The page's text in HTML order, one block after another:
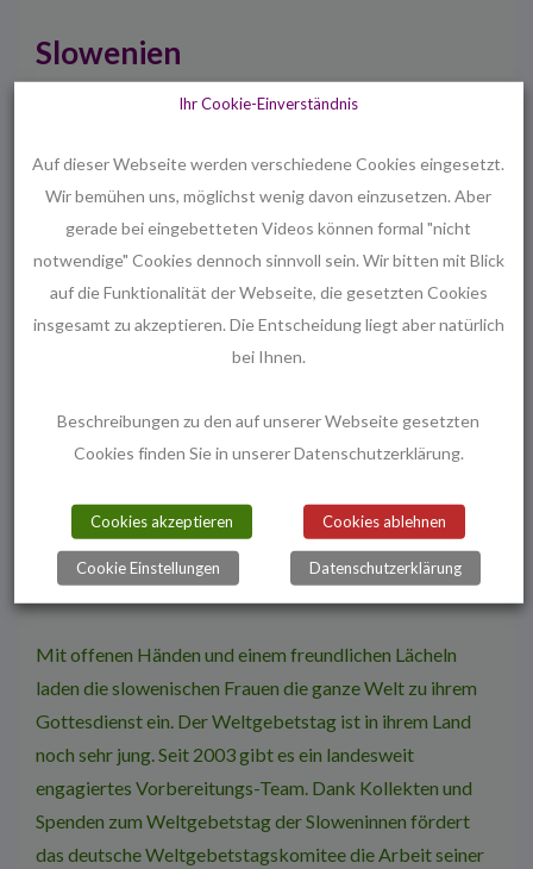
Slowenien
Europäischen Union. Von seinen gerade mal zwei
Millionen Einwohner*innen sind knapp 60 % katholisch.
Obwohl das Land tiefe christliche Wurzeln hat,
praktiziert nur gut ein Fünftel der Bevölkerung seinen
Glauben. Bis zum Jahr 1991 war Slowenien nie ein
unabhängiger Staat. Dennoch war es über Jahrhunderte
Knotenpunkt für Handel und Menschen aus aller Welt.
mit. Bereits zu Zeiten Jugoslawiens galt der damalige
Teilstaat Slowenien als das Aushängeschild für
„berüchtigten“ Balkanroute, auf der im Jahr 2015
tausende vor Krieg und Verfolgung geflüchtete
Menschen nach Europa kamen.
Mit offenen Händen und einem freundlichen Lächeln
laden die slowenischen Frauen die ganze Welt zu ihrem
Gottesdienst ein. Der Weltgebetstag ist in ihrem Land
noch sehr jung. Seit 2003 gibt es ein landesweit
engagiertes Vorbereitungs-Team. Dank Kollekten und
Spenden zum Weltgebetstag der Sloweninnen fördert
das deutsche Weltgebetstagskomitee die Arbeit seiner
Ihr Cookie-Einverständnis
Auf dieser Webseite werden verschiedene Cookies eingesetzt.
Wir bemühen uns, möglichst wenig davon einzusetzen. Aber
gerade bei eingebetteten Videos können formal "nicht
notwendige" Cookies dennoch sinnvoll sein. Wir bitten mit Blick
auf die Funktionalität der Webseite, die gesetzten Cookies
insgesamt zu akzeptieren. Die Entscheidung liegt aber natürlich
bei Ihnen.
Beschreibungen zu den auf unserer Webseite gesetzten
Cookies finden Sie in unserer Datenschutzerklärung.
Cookies akzeptieren Cookies ablehnen
Cookie Einstellungen Datenschutzerklärung